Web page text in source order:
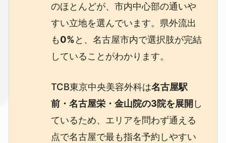
のほとんどが、市内中心部の通いや
すい立地を選んでいます。県外流出
も0%と、名古屋市内で選択肢が完結
していることがわかります。
TCB東京中央美容外科は名古屋駅
前・名古屋栄・金山院の3院を展開し
ているため、エリアを問わず通える
点で名古屋で最も指名予約しやすい